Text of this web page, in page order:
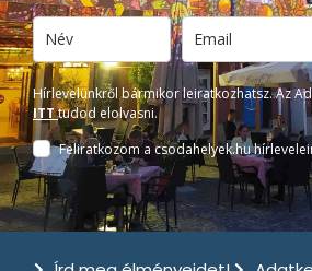
Hírlevelünkről bármikor leiratkozhatsz. Az
ITTtudod elolvasni.
Feliratkozom a csodahelyek.hu